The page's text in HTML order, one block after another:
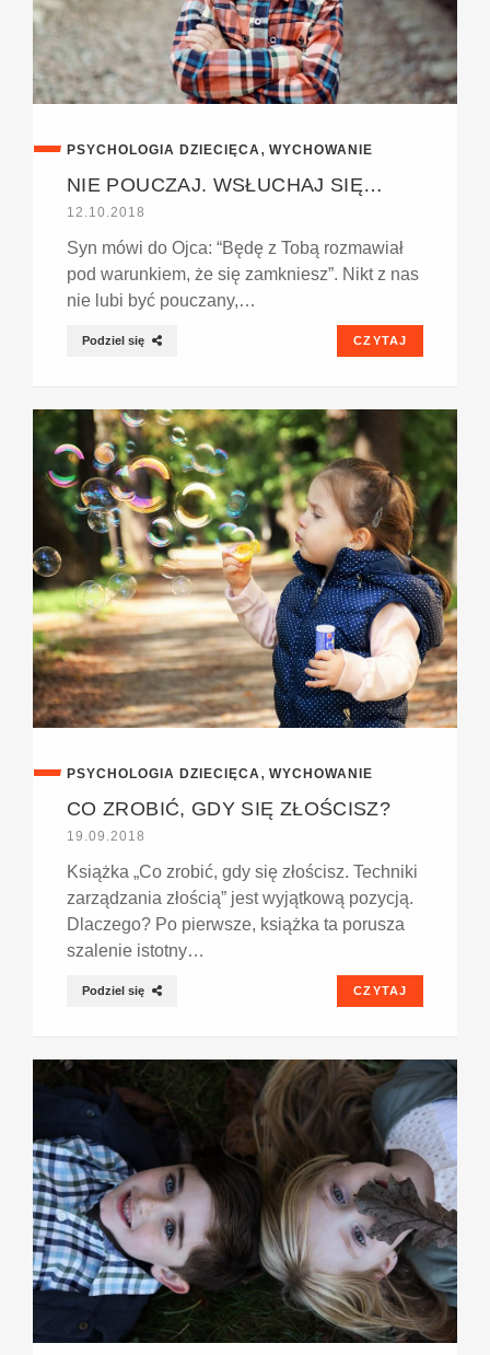
PSYCHOLOGIA DZIECIĘCA,WYCHOWANIE
NIE POUCZAJ. WSŁUCHAJ SIĘ…
12.10.2018
Syn mówi do Ojca: “Będę z Tobą rozmawiał
pod warunkiem, że się zamkniesz”. Nikt z nas
nie lubi być pouczany,…
Podziel się CZYTAJ
PSYCHOLOGIA DZIECIĘCA ,WYCHOWANIE
CO ZROBIĆ, GDY SIĘ ZŁOŚCISZ?
19.09.2018
Książka „Co zrobić, gdy się złościsz. Techniki
zarządzania złością” jest wyjątkową pozycją.
Dlaczego? Po pierwsze, książka ta porusza
szalenie istotny…
Podziel się CZYTAJ